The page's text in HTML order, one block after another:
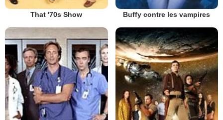
That '70s Show Buffy contre les vampires